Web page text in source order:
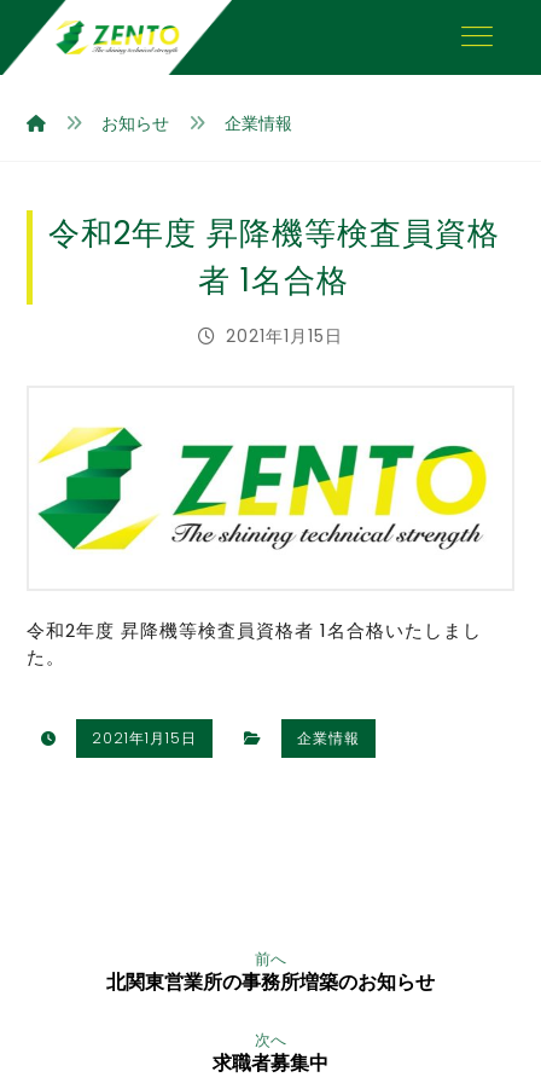
お知らせ 企業情報
令和2年度 昇降機等検査員資格
者 1名合格
2021年1月15日
令和2年度 昇降機等検査員資格者 1名合格いたしまし
た。
2021年1月15日 企業情報
前へ
北関東営業所の事務所増築のお知らせ
次へ
求職者募集中